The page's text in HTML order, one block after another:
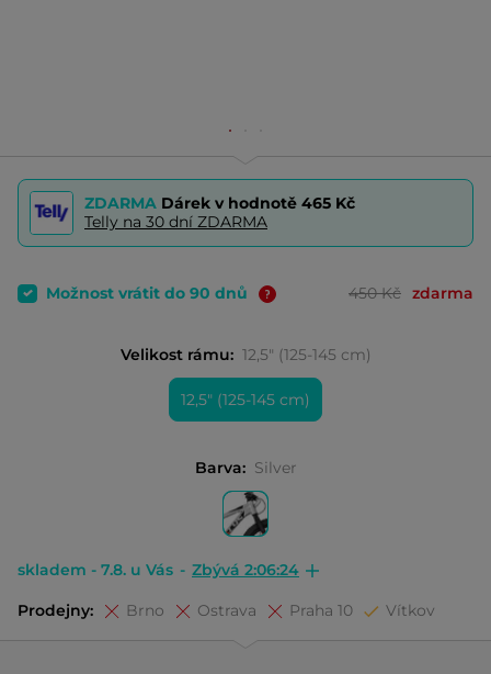
ZDARMA Dárek v hodnotě 465 Kč
Telly na 30 dní ZDARMA
Možnost vrátit do 90 dnů 450 Kč zdarma
Velikost rámu: 12,5" (125-145 cm)
12,5" (125-145 cm)
Barva: Silver
skladem - 7.8. u Vás - Zbývá 2:06:23
Prodejny: Brno Ostrava Praha 10 Vítkov